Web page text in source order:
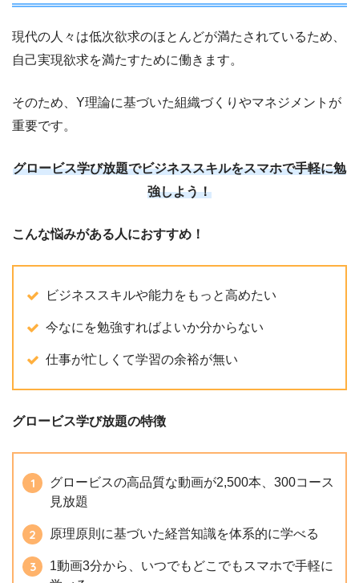
現代の人々は低次欲求のほとんどが満たされているため、
自己実現欲求を満たすために働きます。
そのため、Y理論に基づいた組織づくりやマネジメントが
重要です。
グロービス学び放題でビジネススキルをスマホで手軽に勉
強しよう！
こんな悩みがある人におすすめ！
ビジネススキルや能力をもっと高めたい
今なにを勉強すればよいか分からない
仕事が忙しくて学習の余裕が無い
グロービス学び放題の特徴
グロービスの高品質な動画が2,500本、300コース
見放題
原理原則に基づいた経営知識を体系的に学べる
1動画3分から、いつでもどこでもスマホで手軽に